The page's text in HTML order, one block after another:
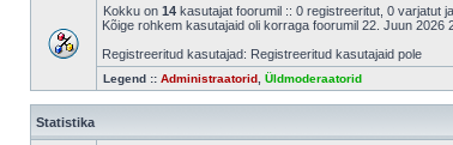
Kokku on 14 kasutajat foorumil :: 0 registreeritut, 0 varjatut
Kõige rohkem kasutajaid oli korraga foorumil 22. Juun 2026
Registreeritud kasutajad: Registreeritud kasutajaid pole
Legend :: Administraatorid Üldmoderaatorid
Statistika